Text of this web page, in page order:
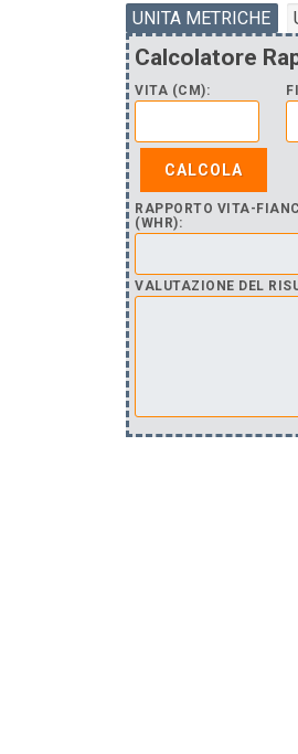
UNITA METRICHE
Calcolatore
VITA (CM):
RAPPORTO VITA-
(WHR):
VALUTAZIONE DEL